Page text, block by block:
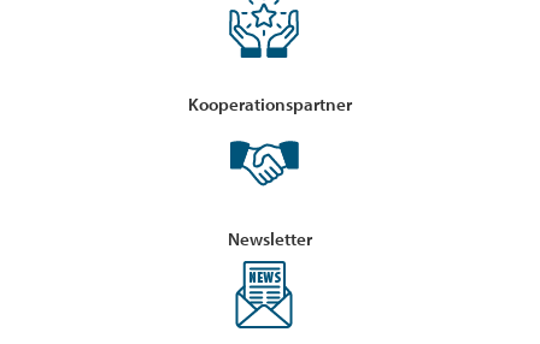
Kooperationspartner
Newsletter